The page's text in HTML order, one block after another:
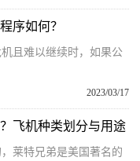
序如何？
且难以继续时，如果公
2023/03/17
飞机种类划分与用途
莱特兄弟是美国著名的